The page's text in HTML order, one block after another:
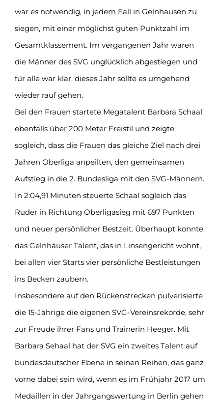
war es notwendig, in jedem Fall in Gelnhausen zu
siegen, mit einer möglichst guten Punktzahl im
Gesamtklassement. Im vergangenen Jahr waren
die Männer des SVG unglücklich abgestiegen und
für alle war klar, dieses Jahr sollte es umgehend
wieder rauf gehen.
Bei den Frauen startete Megatalent Barbara Schaal
ebenfalls über 200 Meter Freistil und zeigte
sogleich, dass die Frauen das gleiche Ziel nach drei
Jahren Oberliga anpeilten, den gemeinsamen
Aufstieg in die 2. Bundesliga mit den SVG-Männern.
In 2:04,91 Minuten steuerte Schaal sogleich das
Ruder in Richtung Oberligasieg mit 697 Punkten
und neuer persönlicher Bestzeit. Überhaupt konnte
das Gelnhäuser Talent, das in Linsengericht wohnt,
bei allen vier Starts vier persönliche Bestleistungen
ins Becken zaubern.
Insbesondere auf den Rückenstrecken pulverisierte
die 15-Jährige die eigenen SVG-Vereinsrekorde, sehr
zur Freude ihrer Fans und Trainerin Heeger. Mit
Barbara Sehaal hat der SVG ein zweites Talent auf
bundesdeutscher Ebene in seinen Reihen, das ganz
vorne dabei sein wird, wenn es im Frühjahr 2017 um
Medaillen in der Jahrgangswertung in Berlin gehen